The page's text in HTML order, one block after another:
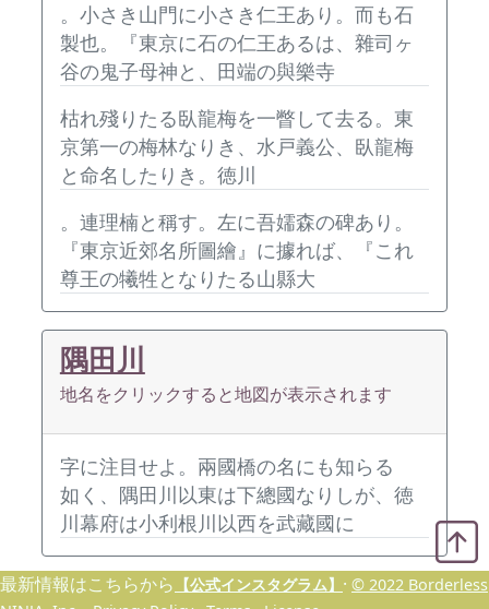
。小さき山門に小さき仁王あり。而も石
製也。『東京に石の仁王あるは、雜司ヶ
谷の鬼子母神と、田端の與樂寺
枯れ殘りたる臥龍梅を一瞥して去る。東
京第一の梅林なりき、水戸義公、臥龍梅
と命名したりき。徳川
。連理楠と稱す。左に吾嬬森の碑あり。
『東京近郊名所圖繪』に據れば、『これ
尊王の犧牲となりたる山縣大
隅田川
地名をクリックすると地図が表示されます
字に注目せよ。兩國橋の名にも知らるゝ
如く、隅田川以東は下總國なりしが、徳
川幕府は小利根川以西を武藏國に
最新情報はこちらから 【公式インスタグラム】 · © 2022 Borderless